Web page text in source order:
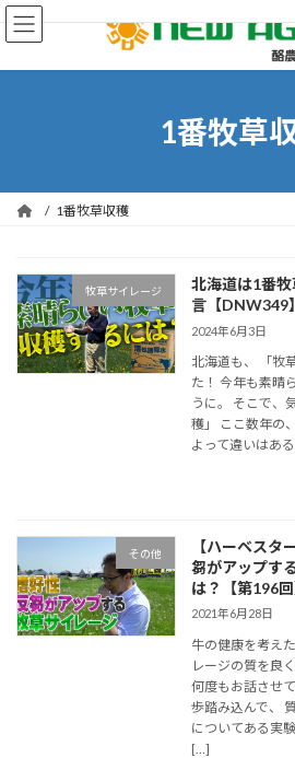
コ
ン
ン
ナ
ビ
ー
1番牧草
1番牧草収穫
牧草サイレージ
北海道は1番
言【DNW349】
2024年6月3日
北海道も、 「牧
た！ 今年も素晴
うに。 そこで、
穫」 ここ数年の
よって違いはあ
その他
【ハーベスタ
芻がアップす
は？【第196回
2021年6月28日
牛の健康を考え
レージの質を良
何度もお話させ
歩踏み込んで、
についてある実
[…]